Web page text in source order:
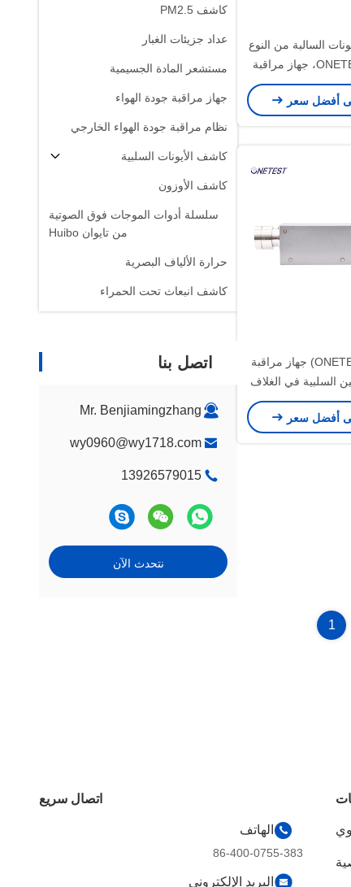
كاشف PM2.5
عداد جزيئات الغبار
مستشعر المادة الجسيمية
جهاز مراقبة جودة الهواء
نظام مراقبة جودة الهواء الخارجي
كاشف الأيونات السلبية
كاشف الأوزون
سلسلة أدوات الموجات فوق الصوتية
من تايوان Huibo
حرارة الألياف البصرية
كاشف انبعاث تحت الحمراء
اتصل بنا
Mr. Benjiamingzhang
wy0960@wy1718.com
13926579015
نتحدث الآن
السالبة من النوع
المنفصل ONETEST، جهاز مراقبة
في الغلاف الجوي
أفضل سعر
أونيتست (ONETEST) جهاز مراقبة
السلبية في الغلاف
أفضل سعر
1
اتصال سريع
الهاتف
86-400-0755-383
البريد الإلكتروني